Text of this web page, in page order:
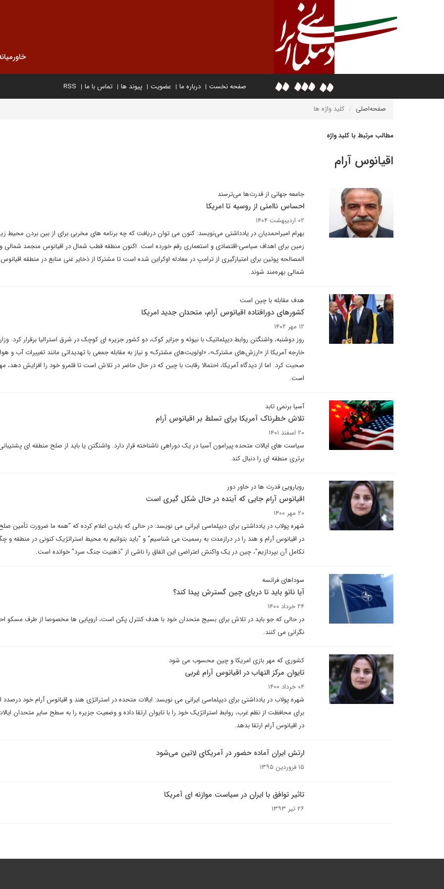
صفحه نخست درباره ما عضویت پیوند ها تماس با ما RSS
صفحه‌اصلی کلید واژه ها
مطالب مرتبط با کلید واژه
اقیانوس آرام
جامعه جهانی از قدرت‌ها می‌ترسند
احساس ناامنی از روسیه تا امریکا
۰۲ اردیبهشت ۱۴۰۴
بهرام امیراحمدیان در یادداشتی می‌نویسد: کنون می توان دریافت که چه برنامه های مخربی برای از بین بردن محیط
زمین برای اهداف سیاسی-اقتصادی و استعماری رقم خورده است. اکنون منطقه قطب شمال در اقیانوس منجمد شمالی
المصالحه پوتین برای امتیازگیری از ترامپ در معادله اوکراین شده است تا مشترکا از ذخایر غنی منابع در منطقه
شمالی بهره‌مند شوند.
هدف مقابله با چین است
کشورهای دورافتاده اقیانوس آرام، متحدان جدید امریکا
۱۲ مهر ۱۴۰۲
روز دوشنبه، واشنگتن روابط دیپلماتیک با نیوئه و جزایر کوک، دو کشور جزیره ای کوچک در شرق استرالیا برقرار کرد.
خارجه آمریکا از «ارزش‌های مشترک»، «اولویت‌های مشترک» و نیاز به مقابله جمعی با تهدیداتی مانند تغییرات آب و
صحبت کرد. اما از دیدگاه آمریکا، احتمالا رقابت با چین که در حال حاضر در تلاش است تا قلمرو خود را افزایش دهد،
است.
آسیا برنمی تابد
تلاش خطرناک آمریکا برای تسلط بر اقیانوس آرام
۲۰ اسفند ۱۴۰۱
سیاست های ایالات متحده پیرامون آسیا در یک دوراهی ناشناخته قرار دارد. واشنگتن یا باید از صلح منطقه ای
برتری منطقه ای را دنبال کند.
رویارویی قدرت ها در خاور دور
اقیانوس آرام جایی که آینده در حال شکل گیری است
۲۰ مهر ۱۴۰۰
شهره پولاب در یادداشتی برای دیپلماسی ایرانی می نویسد: در حالی که بایدن اعلام کرده که "همه ما ضرورت تأمین
در اقیانوس آرام و هند را در درازمدت به رسمیت می شناسیم" و "باید بتوانیم به محیط استراتژیک کنونی در منطقه و
تکامل آن بپردازیم"، چین در یک واکنش اعتراضی این اتفاق را ناشی از "ذهنیت جنگ سرد" خوانده است.
سوداهای فرانسه
آیا ناتو باید تا دریای چین گسترش پیدا کند؟
۲۴ خرداد ۱۴۰۰
در حالی که جو باید در تلاش برای بسیج متحدان خود با هدف کنترل پکن است، اروپایی ها مخصوصا از طرف مسکو
نگرانی می کنند.
کشوری که مهر بازی امریکا و چین محسوب می شود
تایوان مرکز التهاب در اقیانوس آرام غربی
۰۴ خرداد ۱۴۰۰
شهره پولاب در یادداشتی برای دیپلماسی ایرانی می نویسد: ایالات متحده در استراتژی هند و اقیانوس آرام خود
برای محافظت از نظم غرب، روابط استراتژیک خود را با تایوان ارتقا داده و وضعیت جزیره را به سطح سایر متحدان
در اقیانوس آرام ارتقا بدهد.
ارتش ایران آماده حضور در آمریکای لاتین می‌شود
۱۵ فروردین ۱۳۹۵
تاثیر توافق با ایران در سیاست موازنه ای آمریکا
۲۶ تیر ۱۳۹۳